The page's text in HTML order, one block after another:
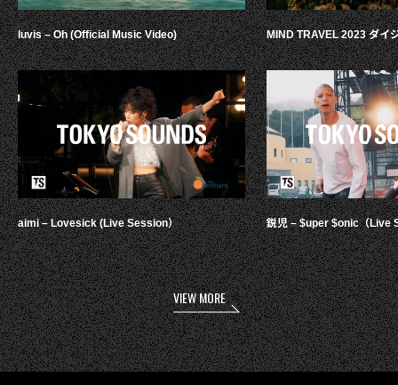
luvis – Oh (Official Music Video)
aimi – Lovesick (Live Session）
MIND TRAVEL 2023 ダイ
鋭児 – $uper $onic（Live
VIEW MORE